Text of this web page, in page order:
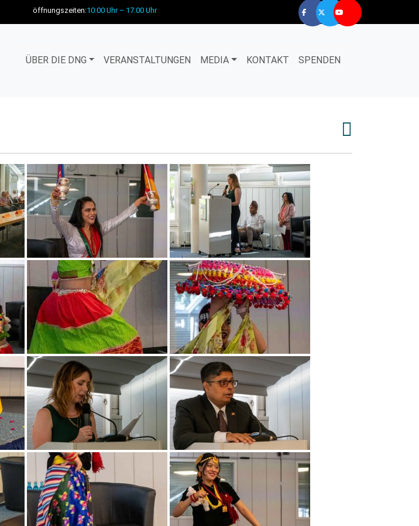
öffnungszeiten:10:00 Uhr – 17:00 Uhr
ÜBER DIE DNG VERANSTALTUNGEN MEDIA KONTAKT SPENDEN